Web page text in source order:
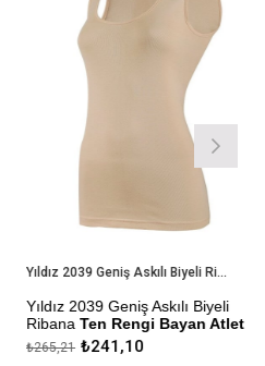
Yıldız 2039 Geniş Askılı Biyeli Ribana Ten Rengi Bayan Atlet
2039 Geniş Askılı Biyeli
Ten Rengi Bayan Atlet
Sanfor Testi
₺241,10
Body